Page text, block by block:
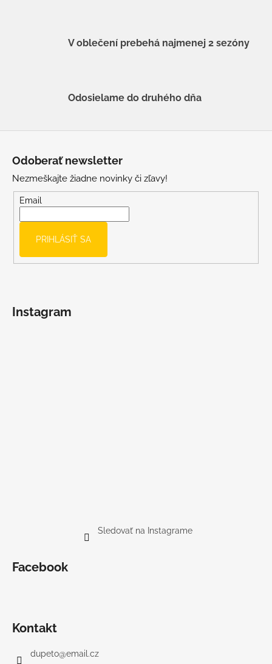
V oblečení prebehá najmenej 2 sezóny
Odosielame do druhého dňa
Odoberať newsletter
Nezmeškajte žiadne novinky či zľavy!
Email
PRIHLÁSIŤ SA
Instagram
Sledovať na Instagrame
Facebook
Kontakt
dupeto@email.cz